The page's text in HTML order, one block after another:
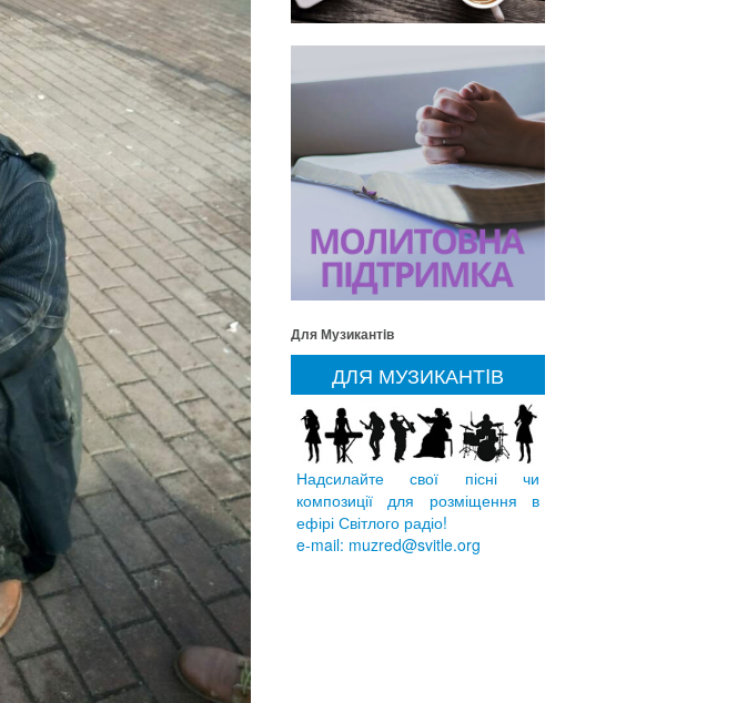
Для Музикантiв
ДЛЯ МУЗИКАНТIВ
Надсилайте свої пісні чи
композиції для розміщення в
ефірі Світлого радіо!
e-mail: muzred@svitle.org